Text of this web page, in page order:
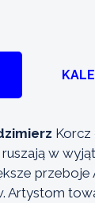
Korcz
w
Artystom